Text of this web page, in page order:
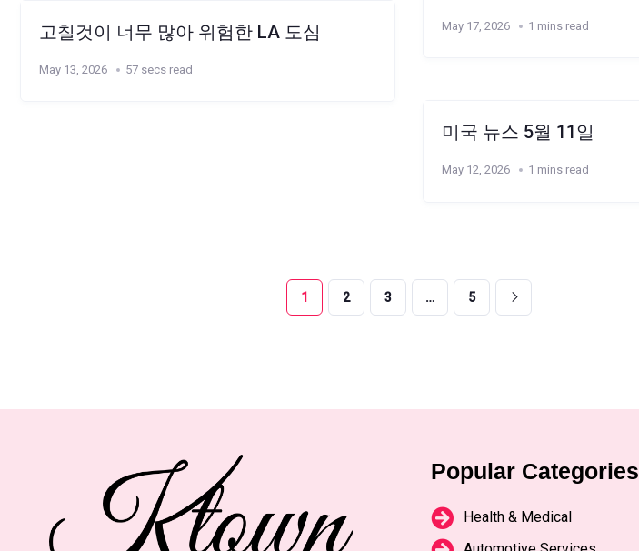
May 17, 2026 1 mins read
고칠것이 너무 많아 위험한 LA 도심
May 13, 2026 57 secs read
미국 뉴스 5월 11일
May 12, 2026 1 mins read
1 2 3 … 5
Popular Categories
Health & Medical